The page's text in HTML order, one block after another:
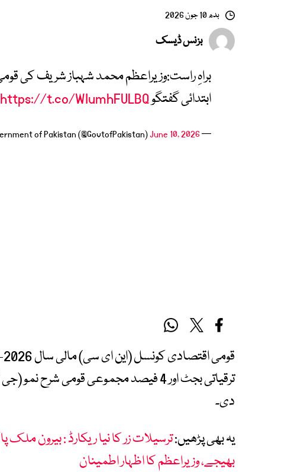
بدھ 10 جون 2026
بزنس ڈیسک
براہِ راست:وزیراعظم محمد شہباز شریف کی
ابتدائی گفتگوhttps://t.co/WIumhFULBQ
— Government of Pakistan (@GovtofPakistan)
June 10, 2026
ترقیاتی بجٹ اور 4 فیصد مجموعی
دی۔
یہ بھی پڑھیں:
بھیجے، وزیراعظم کا اظہار اطمینان